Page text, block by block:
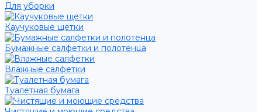
Для уборки
Каучуковые щетки
Бумажные салфетки и полотенца
Влажные салфетки
Туалетная бумага